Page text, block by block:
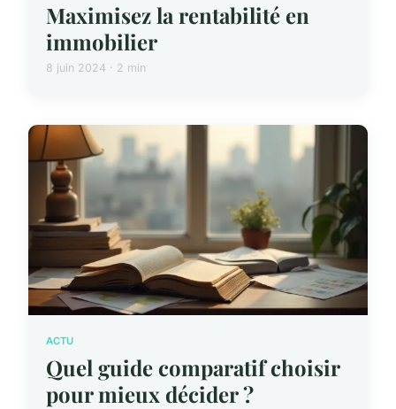
Maximisez la rentabilité en
immobilier
8 juin 2024 · 2 min
ACTU
Quel guide comparatif choisir
pour mieux décider ?